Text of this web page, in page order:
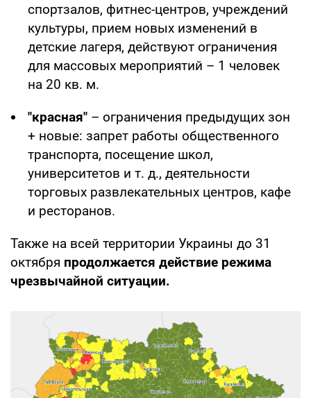
спортзалов, фитнес-центров, учреждений
культуры, прием новых изменений в
детские лагеря, действуют ограничения
для массовых мероприятий – 1 человек
на 20 кв. м.
"красная" – ограничения предыдущих зон
+ новые: запрет работы общественного
транспорта, посещение школ,
университетов и т. д., деятельности
торговых развлекательных центров, кафе
и ресторанов.
Также на всей территории Украины до 31
октября продолжается действие режима
чрезвычайной ситуации.